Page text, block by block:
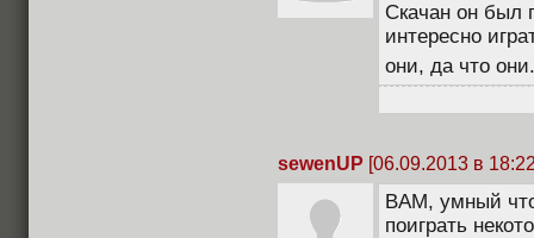
Скачан он был
интересно
они, да что
sewenUP [06.09.2013 в
BAM, умный
поиграть